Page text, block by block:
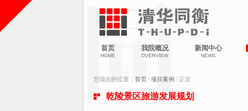
首页
HOME
我院概况
OVERVIEW
新闻中心
NEWS
您现在的位置： 首页 / 项目案例 / 正文
乾陵景区旅游发展规划